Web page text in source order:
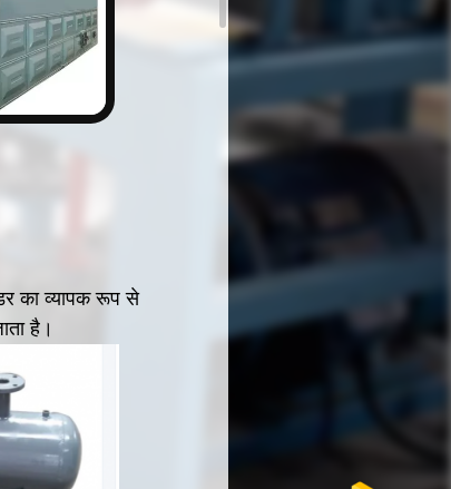
का व्यापक रूप से
है।